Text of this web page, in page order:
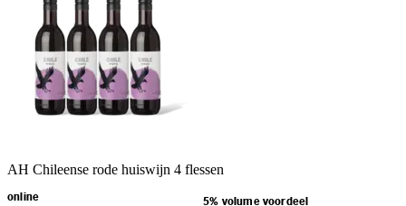
AH Chileense rode huiswijn 4 flessen
online 5% volume voordeel